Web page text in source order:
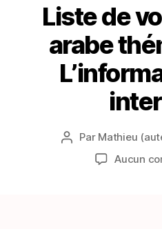
Liste de
arabe
Auteur
l’article
Par Mathieu
Aucun